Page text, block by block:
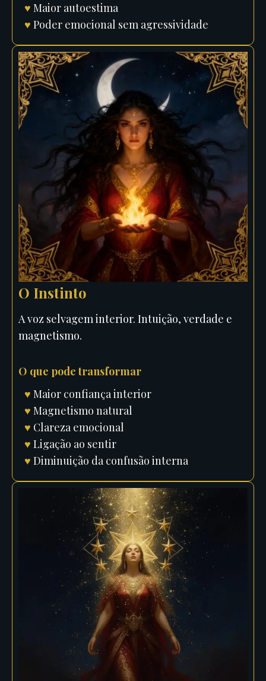
♥ Maior autoestima
♥ Poder emocional sem agressividade
O Instinto
A voz selvagem interior. Intuição, verdade e
magnetismo.
O que pode transformar
♥ Maior confiança interior
♥ Magnetismo natural
♥ Clareza emocional
♥ Ligação ao sentir
♥ Diminuição da confusão interna